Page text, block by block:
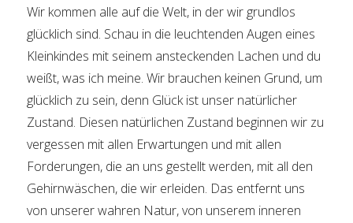
Wir kommen alle auf die Welt, in der wir grundlos
glücklich sind. Schau in die leuchtenden Augen eines
Kleinkindes mit seinem ansteckenden Lachen und du
weißt, was ich meine. Wir brauchen keinen Grund, um
glücklich zu sein, denn Glück ist unser natürlicher
Zustand. Diesen natürlichen Zustand beginnen wir zu
vergessen mit allen Erwartungen und mit allen
Forderungen, die an uns gestellt werden, mit all den
Gehirnwäschen, die wir erleiden. Das entfernt uns
von unserer wahren Natur, von unserem inneren